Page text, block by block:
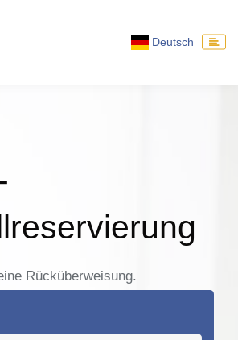
Deutsch
Rücküberweisung.